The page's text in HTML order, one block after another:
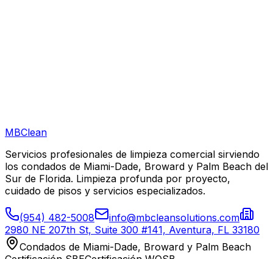
MBClean
Servicios profesionales de limpieza comercial sirviendo
los condados de Miami-Dade, Broward y Palm Beach del
Sur de Florida. Limpieza profunda por proyecto,
cuidado de pisos y servicios especializados.
(954) 482-5008
info@mbcleansolutions.com
2980 NE 207th St, Suite 300 #141, Aventura, FL 33180
Condados de Miami-Dade, Broward y Palm Beach